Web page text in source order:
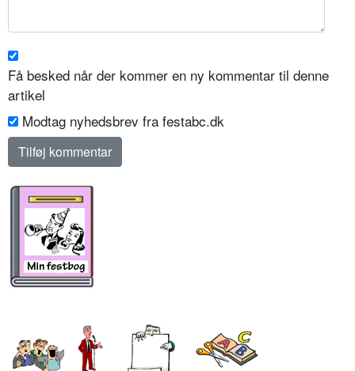
Få besked når der kommer en ny kommentar til denne
artikel
Modtag nyhedsbrev fra festabc.dk